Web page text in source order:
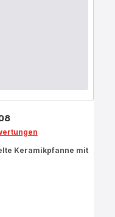
Keramikpfanne mit